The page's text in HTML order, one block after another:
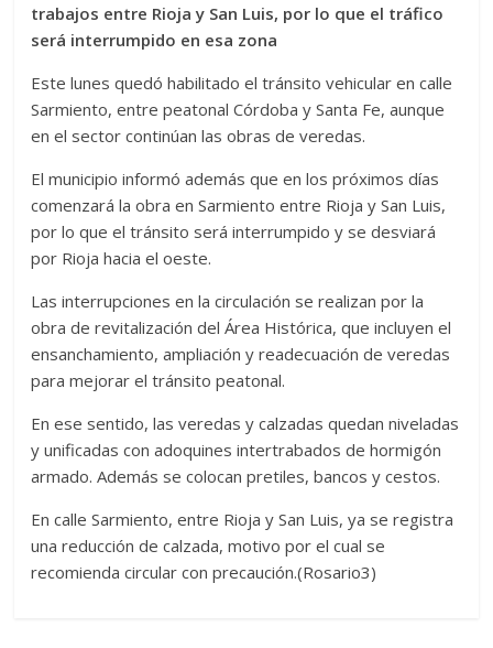
trabajos entre Rioja y San Luis, por lo que el tráfico
será interrumpido en esa zona
Este lunes quedó habilitado el tránsito vehicular en calle
Sarmiento, entre peatonal Córdoba y Santa Fe, aunque
en el sector continúan las obras de veredas.
El municipio informó además que en los próximos días
comenzará la obra en Sarmiento entre Rioja y San Luis,
por lo que el tránsito será interrumpido y se desviará
por Rioja hacia el oeste.
Las interrupciones en la circulación se realizan por la
obra de revitalización del Área Histórica, que incluyen el
ensanchamiento, ampliación y readecuación de veredas
para mejorar el tránsito peatonal.
En ese sentido, las veredas y calzadas quedan niveladas
y unificadas con adoquines intertrabados de hormigón
armado. Además se colocan pretiles, bancos y cestos.
En calle Sarmiento, entre Rioja y San Luis, ya se registra
una reducción de calzada, motivo por el cual se
recomienda circular con precaución.(Rosario3)